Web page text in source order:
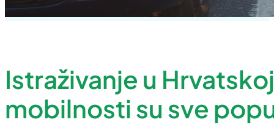
Istraživanje u
mobilnosti su sve